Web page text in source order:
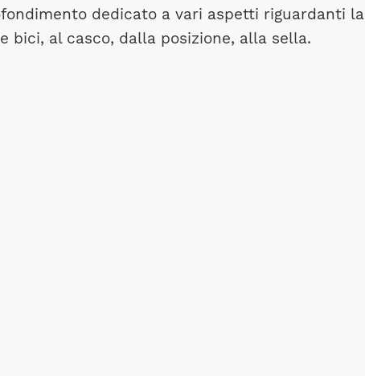
dedicato a vari aspetti riguardanti la
al casco, dalla posizione, alla sella.